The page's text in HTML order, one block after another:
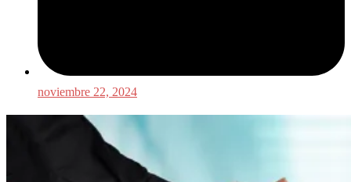
noviembre 22, 2024